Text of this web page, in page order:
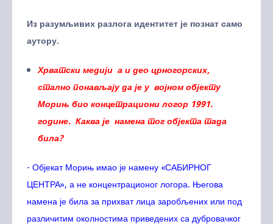
Из разумљивих разлога идентитет је познат само
аутору.
Хрватски медији а и део црногорских,
стално понављају да је у војном објекту
Морињ био концетрациони логор 1991.
године. Каква је намена тог објекта тада
била?
- Објекат Морињ имао је намену «САБИРНОГ
ЦЕНТРА», а не концентрационог логора. Његова
намена је била за прихват лица заробљених или под
различитим околностима приведених са дубровачког